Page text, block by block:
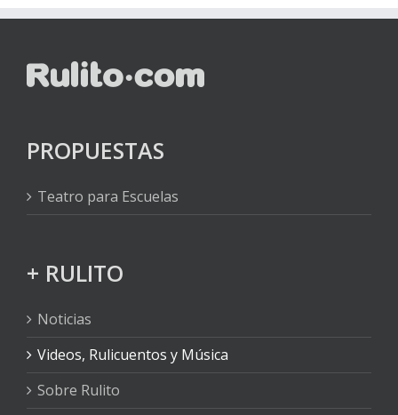
PROPUESTAS
Teatro para Escuelas
+ RULITO
Noticias
Videos, Rulicuentos y Música
Sobre Rulito